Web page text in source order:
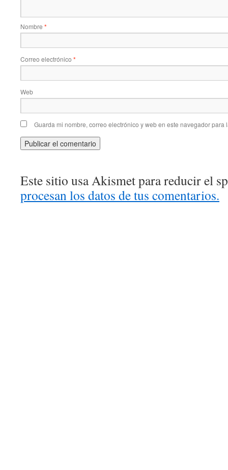
Nombre *
Correo electrónico *
Web
Guarda mi nombre, correo electrónico y web en este navegador para
Este sitio usa Akismet para reducir el
procesan los datos de tus comentarios.